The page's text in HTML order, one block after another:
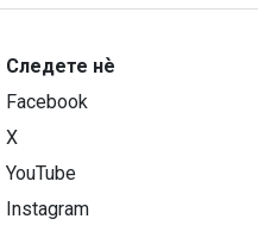
Следете нѐ
Facebook
X
YouTube
Instagram